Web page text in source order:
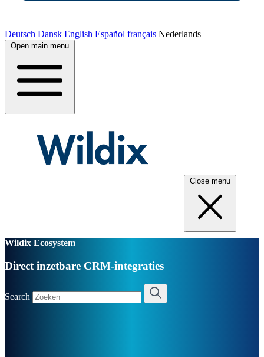
Deutsch Dansk English Español français Nederlands
Open main menu
Close menu
Wildix Ecosystem
Direct inzetbare CRM-integraties
Search